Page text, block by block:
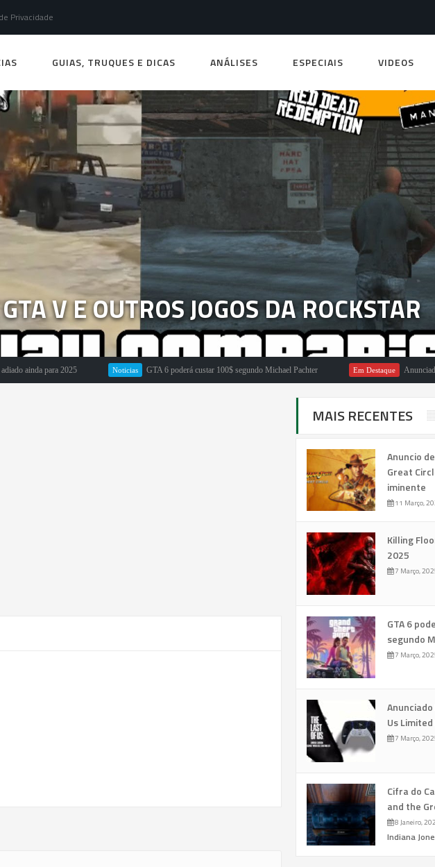
Privacidade
GUIAS, TRUQUES E DICAS ANÁLISES ESPECIAIS VIDEOS
V E OUTROS JOGOS DA ROCKSTAR
para 2025 GTA 6 poderá custar 100$ segundo Michael Pachter Em Destaque Anunciado
MAIS RECENTES
Anuncio
Great
iminente
11 Março,
Killing
2025
7 Março,
GTA 6
segundo
7 Março,
Us
7 Março,
Cifra do
and the
8 Janeiro,
Indiana